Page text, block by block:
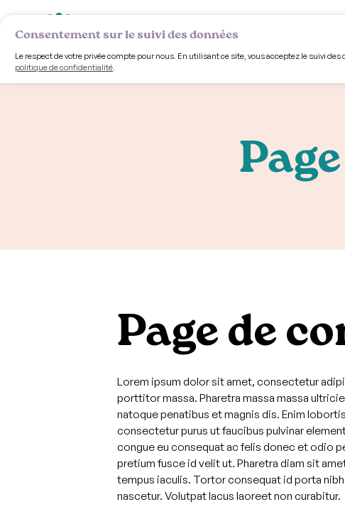
Page de
Lorem ipsum dolor sit amet, consectetur
porttitor massa. Pharetra massa massa
natoque penatibus et magnis dis. Enim
consectetur purus ut faucibus pulvinar
congue eu consequat ac felis donec et odio
pretium fusce id velit ut. Pharetra diam sit
tempus iaculis. Tortor consequat id porta
nascetur. Volutpat lacus laoreet non curabitur.
Consentement sur le suivi des données
Le respect de votre privée compte pour nous. En utilisant ce site, vous acceptez le suivi
politique de confidentialité.